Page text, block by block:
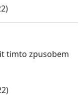
timto zpusobem